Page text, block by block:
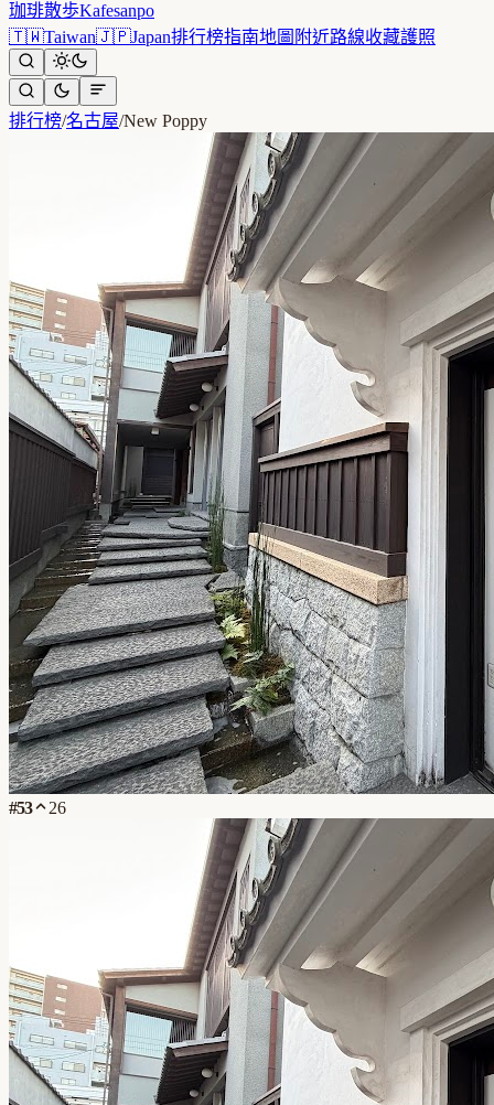
珈琲散歩Kafesanpo
🇹🇼Taiwan🇯🇵Japan排行榜指南地圖 附近路線收藏護照
排行榜/名古屋/New Poppy
#53 26